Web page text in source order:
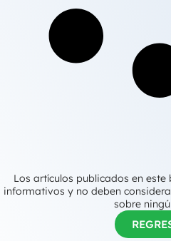
Los artículos publicados en
informativos y no deben
sobre